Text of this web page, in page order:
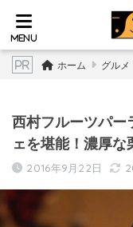
ホーム グルメ
西村フルーツパー
ェを堪能！濃厚
2016年9月22日